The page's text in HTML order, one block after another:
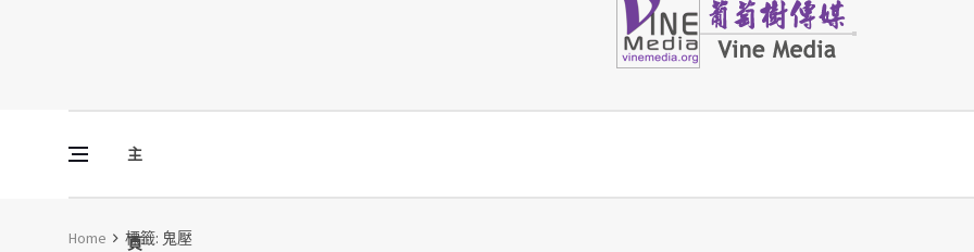
主
頁
Vine Media
葡萄樹傳媒
Home 標籤: 鬼壓